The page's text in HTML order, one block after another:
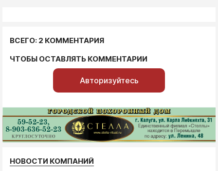
ВСЕГО: 2 КОММЕНТАРИЯ
ЧТОБЫ ОСТАВЛЯТЬ КОММЕНТАРИИ
Авторизуйтесь
НОВОСТИ КОМПАНИЙ